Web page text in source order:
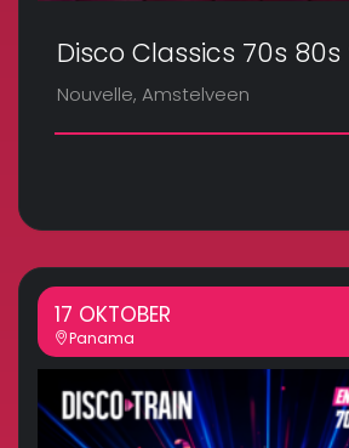
Disco Classics 70s 80s
Nouvelle, Amstelveen
17 OKTOBER
Panama